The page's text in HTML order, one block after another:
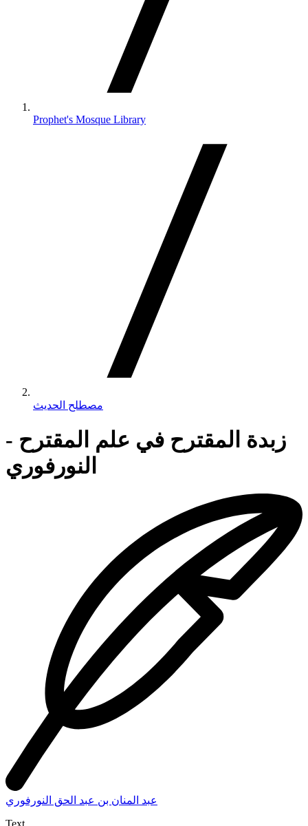
Prophet's Mosque Library
مصطلح الحديث
زبدة المقترح في علم المقترح -
النورفوري
عبد المنان بن عبد الحق النورفوري